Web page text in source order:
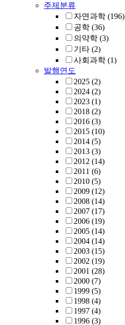
주제분류
자연과학 (196)
공학 (36)
의약학 (3)
기타 (2)
사회과학 (1)
발행연도
2025 (2)
2024 (2)
2023 (1)
2018 (2)
2016 (3)
2015 (10)
2014 (5)
2013 (3)
2012 (14)
2011 (6)
2010 (5)
2009 (12)
2008 (14)
2007 (17)
2006 (19)
2005 (14)
2004 (14)
2003 (15)
2002 (19)
2001 (28)
2000 (7)
1999 (5)
1998 (4)
1997 (4)
1996 (3)